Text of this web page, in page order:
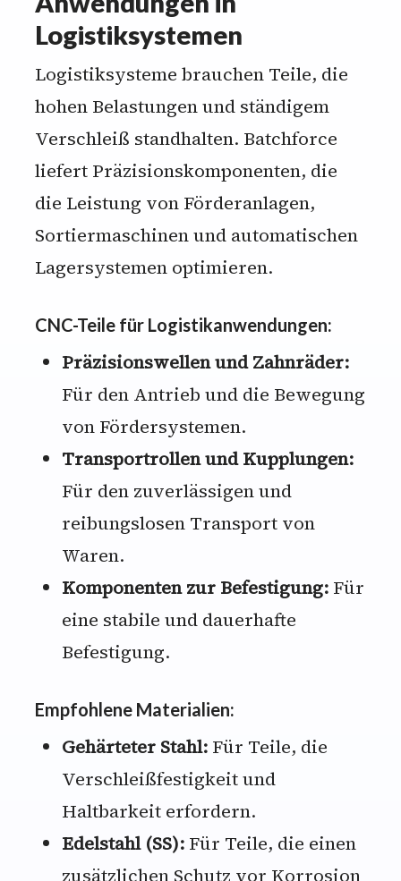
Logistiksystemen
Logistiksysteme brauchen Teile, die
hohen Belastungen und ständigem
Verschleiß standhalten. Batchforce
liefert Präzisionskomponenten, die
die Leistung von Förderanlagen,
Sortiermaschinen und automatischen
Lagersystemen optimieren.
CNC-Teile für Logistikanwendungen:
Präzisionswellen und Zahnräder:
Für den Antrieb und die Bewegung
von Fördersystemen.
Transportrollen und Kupplungen:
Für den zuverlässigen und
reibungslosen Transport von
Waren.
Komponenten zur Befestigung:Für
eine stabile und dauerhafte
Befestigung.
Empfohlene Materialien:
Gehärteter Stahl:Für Teile, die
Verschleißfestigkeit und
Haltbarkeit erfordern.
Edelstahl (SS):Für Teile, die einen
zusätzlichen Schutz vor Korrosion